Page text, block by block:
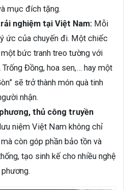
mục đích tặng.
nghiệm tại Việt Nam: Mỗi
ức của chuyến đi. Một chiếc
bức tranh treo tường với
Trống Đồng, hoa sen,… hay một
sẽ trở thành món quà tinh
nhận.
thủ công truyền
niệm Việt Nam không chỉ
còn góp phần bảo tồn và
tạo sinh kế cho nhiều nghệ